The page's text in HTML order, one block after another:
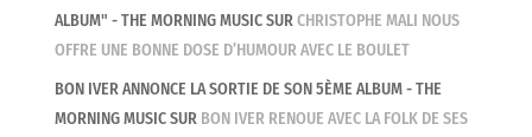
ALBUM" - THE MORNING MUSICSURCHRISTOPHE MALI NOUS
OFFRE UNE BONNE DOSE D’HUMOUR AVEC LE BOULET
BON IVER ANNONCE LA SORTIE DE SON 5ÈME ALBUM - THE
MORNING MUSICSUR BON IVER RENOUE AVEC LA FOLK DE SES